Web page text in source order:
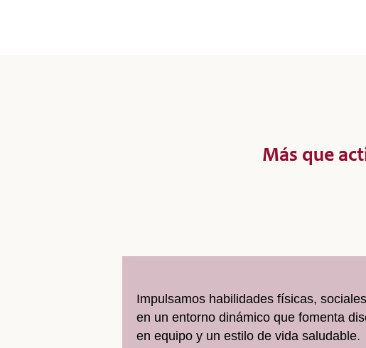
Más que
Impulsamos habilidades físicas,
en un entorno dinámico que fomenta
en equipo y un estilo de vida saludable.